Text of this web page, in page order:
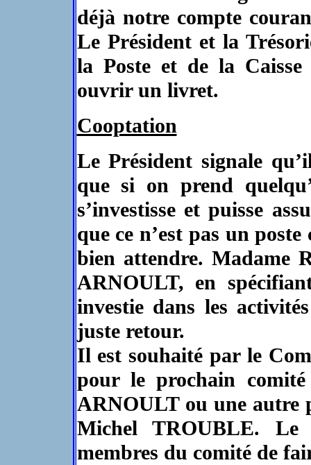
déjà notre compte
Le Président et la
la Poste et de la Caisse
ouvrir un livret.
Cooptation
Le Président signale
que si on prend
s’investisse et puisse
que ce n’est pas un
bien attendre. Madame
ARNOULT, en
investie dans les
juste retour.
Il est souhaité par le
pour le prochain
ARNOULT ou une autre
Michel TROUBLE. Le
membres du comité de